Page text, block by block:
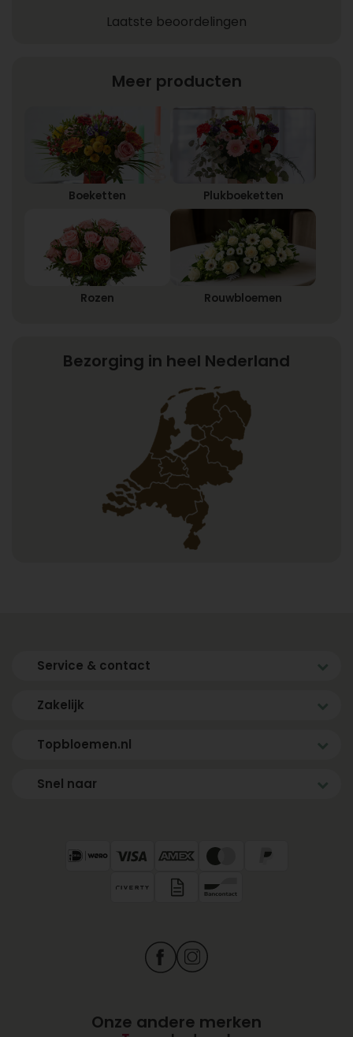
Laatste beoordelingen
Meer producten
Boeketten Plukboeketten
Rozen Rouwbloemen
Bezorging in heel Nederland
Service & contact
Zakelijk
Topbloemen.nl
Snel naar
Onze andere merken